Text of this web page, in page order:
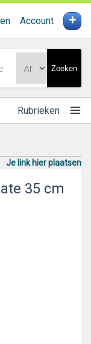
Account +
Zoeken
Rubrieken
Je link hier plaatsen
35 cm